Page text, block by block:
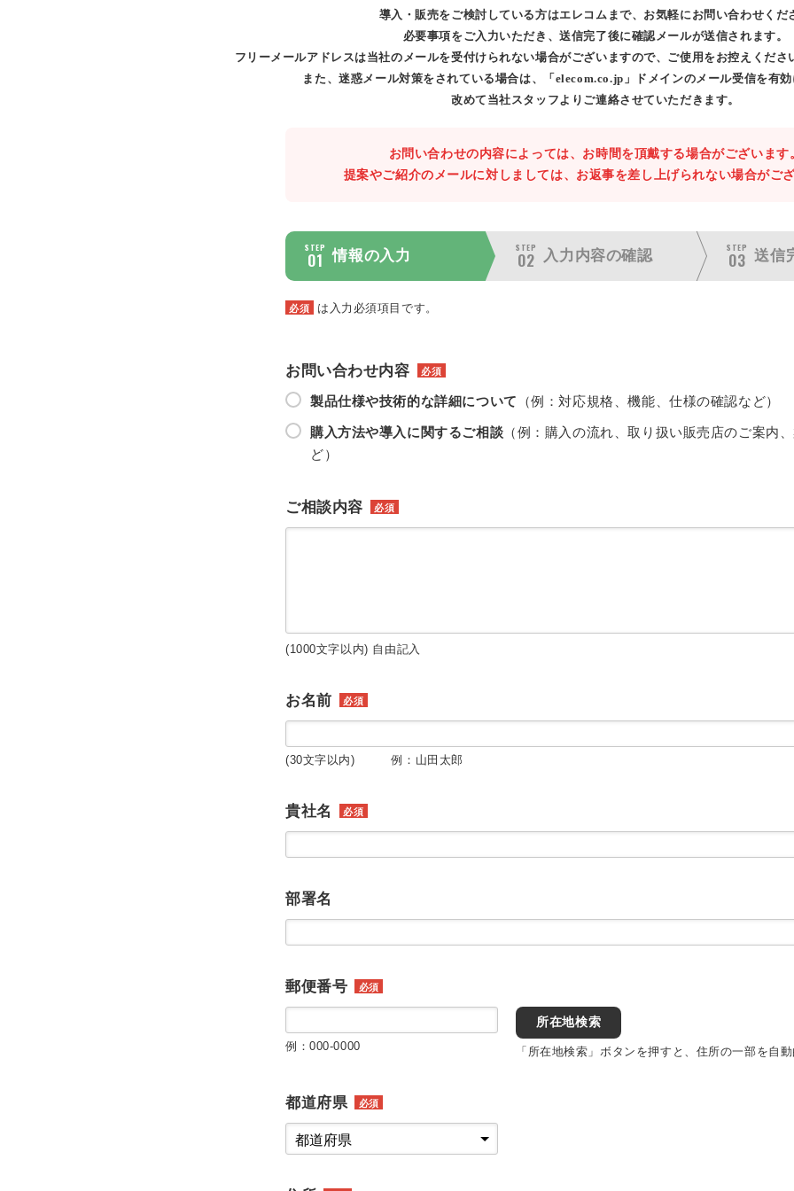
導入・販売をご検討している方はエレコムまで、お気軽にお問い合わせくだ
必要事項をご入力いただき、送信完了後に確認メールが送信されます。
フリーメールアドレスは当社のメールを受付けられない場合がございますので、ご使用をお控えくださ
また、迷惑メール対策をされている場合は、「elecom.co.jp」ドメインのメール受信を有効
改めて当社スタッフよりご連絡させていただきます。
お問い合わせの内容によっては、お時間を頂戴する場合がございます
提案やご紹介のメールに対しましては、お返事を差し上げられない場合がござ
STEP
01 情報の入力
STEP
02 入力内容の確認
STEP
03 送信
必須 は入力必須項目です。
お問い合わせ内容 必須
製品仕様や技術的な詳細について （例：対応規格、機能、仕様の確認など）
購入方法や導入に関するご相談 （例：購入の流れ、取り扱い販売店のご案内
ど）
ご相談内容 必須
(1000文字以内) 自由記入
お名前 必須
(30文字以内) 例：山田太郎
貴社名 必須
部署名
郵便番号 必須
例：000-0000
所在地検索
「所在地検索」ボタンを押すと、住所の一部を自動
都道府県 必須